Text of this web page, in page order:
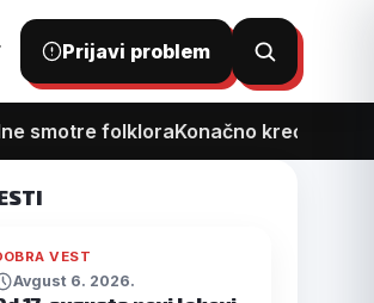
Prijavi problem
Otvori
pretragu
folkloraKonačno kreće
VEST
Avgust 6. 2026.